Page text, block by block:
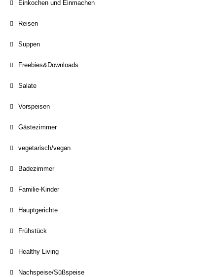
Einkochen und Einmachen
Reisen
Suppen
Freebies&Downloads
Salate
Vorspeisen
Gästezimmer
vegetarisch/vegan
Badezimmer
Familie-Kinder
Hauptgerichte
Frühstück
Healthy Living
Nachspeise/Süßspeise